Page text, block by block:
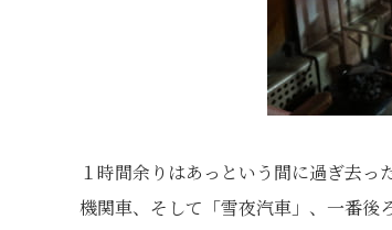
１時間余りはあっという間に過ぎ去
機関車、そして「雪夜汽車」、一番後